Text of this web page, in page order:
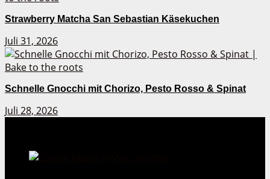
Strawberry Matcha San Sebastian Käsekuchen
Juli 31, 2026
Schnelle Gnocchi mit Chorizo, Pesto Rosso & Spinat
Juli 28, 2026